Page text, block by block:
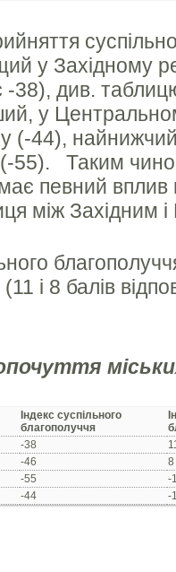
у Західному
-38), див.
у
(-44),
(-55). Таким
певний вплив
між Західним
і 8 балів
Індекс суспільного
благополуччя
-38
-46
8
-55
-
-44 -